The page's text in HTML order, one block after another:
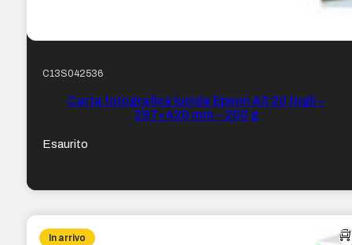
C13S042536
Carta fotografica lucida Epson A3 20 fogli –
297×420 mm – 200 g
Esaurito
In arrivo